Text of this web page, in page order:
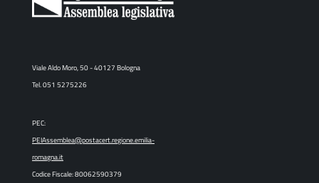
Viale Aldo Moro, 50 - 40127 Bologna
Tel. 051 5275226
PEC:
PEIAssemblea@postacert.regione.emilia-
romagna.it
Codice Fiscale: 80062590379